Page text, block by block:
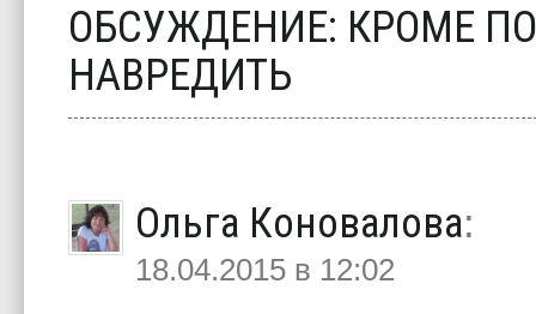
ОБСУЖДЕНИЕ: КРОМЕ
НАВРЕДИТЬ
Ольга Коновалова:
18.04.2015 в 12:02